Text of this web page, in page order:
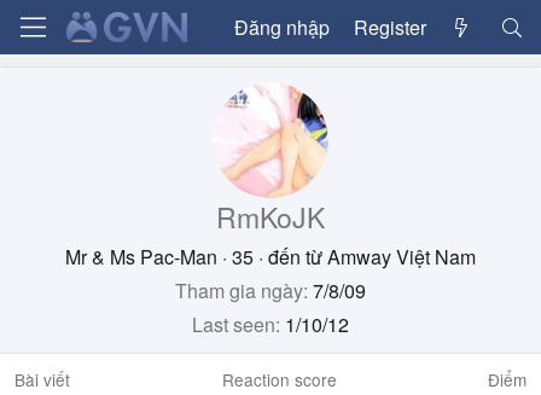
Đăng nhập Register
RmKoJK
Mr & Ms Pac-Man · 35 · đến từAmway Việt Nam
Tham gia ngày 7/8/09
Last seen 1/10/12
Bài viết Reaction score Điểm